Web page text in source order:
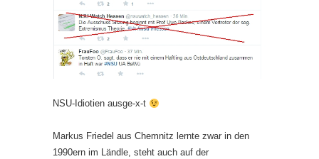
NSU-Idiotien ausge-x-t
Markus Friedel aus Chemnitz lernte zwar in den
1990ern im Ländle, steht auch auf der